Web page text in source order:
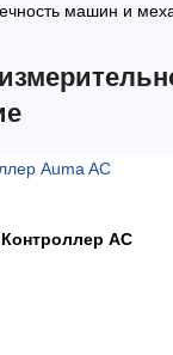
машин и
Контроллер AC